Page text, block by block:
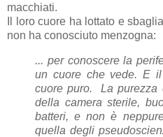
macchiati.
Il loro cuore ha lottato e
non ha conosciuto menzogna:
... per conoscere la
un cuore che vede. E
cuore puro. La purezza
della camera sterile,
batteri, e non è
quella degli